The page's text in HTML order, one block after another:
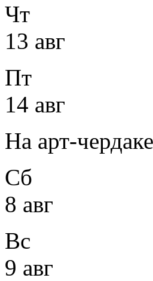
Чт
13 авг
Пт
14 авг
На арт-чердаке
Сб
8 авг
Вс
9 авг